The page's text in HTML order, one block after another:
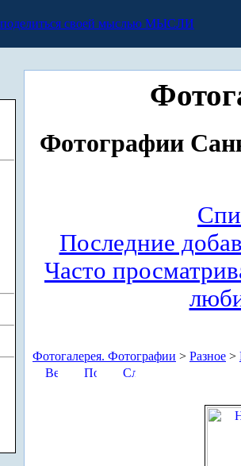
МЫСЛИ
Фотографии
Последние
Часто
Фотогалерея. Фотографии > Разное >